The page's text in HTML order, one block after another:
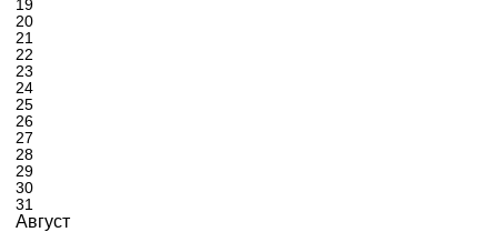
19
20
21
22
23
24
25
26
27
28
29
30
31
Август